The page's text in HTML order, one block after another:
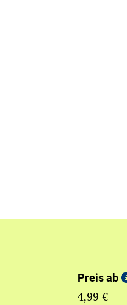
Preis ab
4,99 €